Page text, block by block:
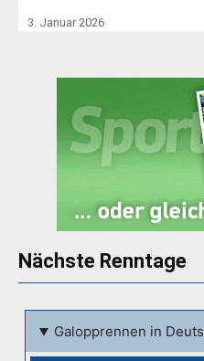
3. Januar 2026
Nächste Renntage
Galopprennen in